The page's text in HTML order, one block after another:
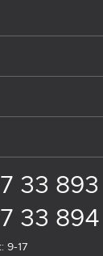
33 893
33 894
9-17